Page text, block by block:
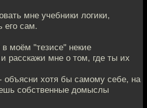
мне учебники логики,
его сам.
моём "тезисе" некие
расскажи мне о том, где ты их
хотя бы самому себе, на
собственные домыслы